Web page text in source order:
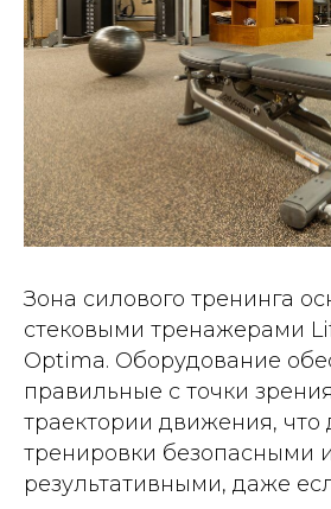
Зона силового тренинга
стековыми тренажерами
Optima. Оборудование
правильные с точки
траектории движения, что
тренировки безопасными и
результативными, даже